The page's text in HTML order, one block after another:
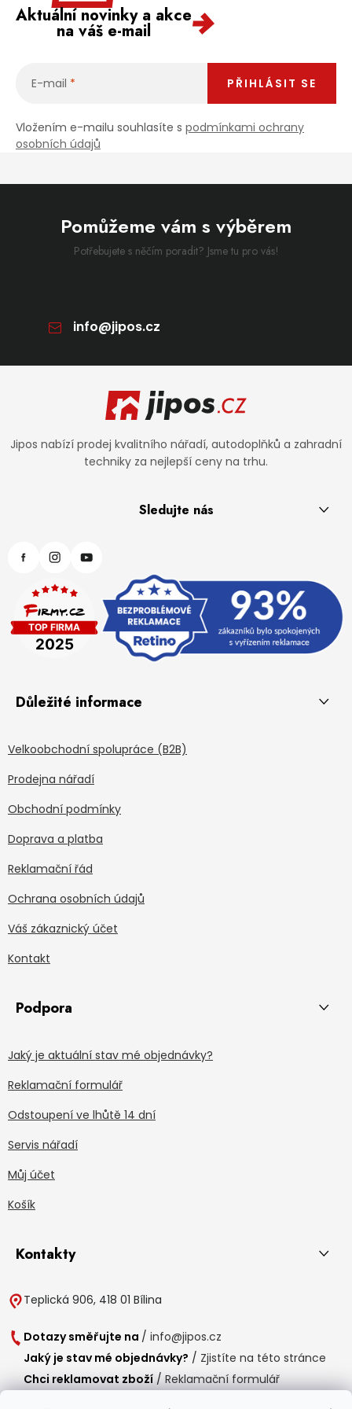
Aktuální novinky a akce
na váš e-mail
E-mail
Vložením e-mailu souhlasíte s podmínkami ochrany
osobních údajů
PŘIHLÁSIT SE
Pomůžeme vám s výběrem
Potřebujete s něčím poradit? Jsme tu pro vás!
info@jipos.cz
Jipos nabízí prodej kvalitního nářadí, autodoplňků a zahradní
techniky za nejlepší ceny na trhu.
Sledujte nás
Důležité informace
Velkoobchodní spolupráce (B2B)
Prodejna nářadí
Obchodní podmínky
Doprava a platba
Reklamační řád
Ochrana osobních údajů
Váš zákaznický účet
Kontakt
Podpora
Jaký je aktuální stav mé objednávky?
Reklamační formulář
Odstoupení ve lhůtě 14 dní
Servis nářadí
Můj účet
Košík
Kontakty
Teplická 906, 418 01 Bílina
Dotazy směřujte na / info@jipos.cz
Jaký je stav mé objednávky? / Zjistíte na této stránce
Chci reklamovat zboží / Reklamační formulář